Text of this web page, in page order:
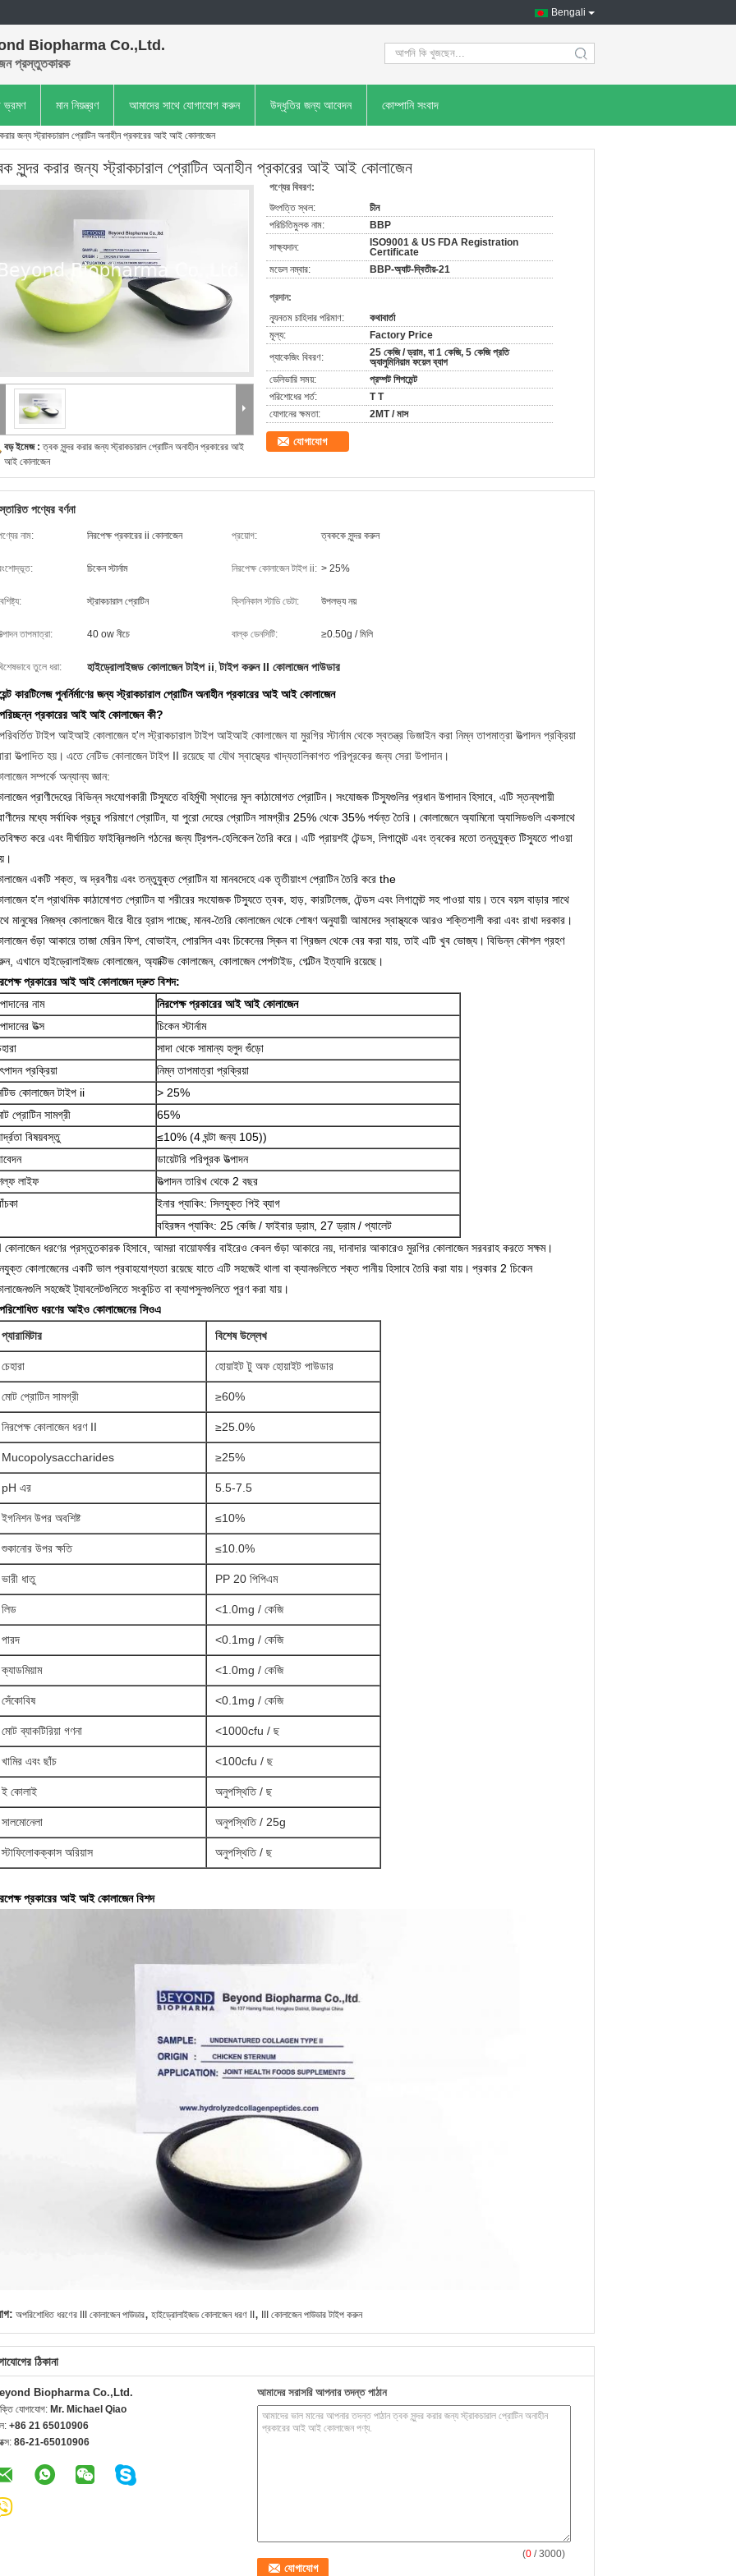
Bengali
Biopharma Co.,Ltd.
প্রস্তুতকারক search
ভ্রমণ মান নিয়ন্ত্রণ আমাদের সাথে যোগাযোগ করুন উদ্ধৃতির জন্য আবেদন কোম্পানি সংবাদ
জন্য স্ট্রাকচারাল প্রোটিন অনাহীন প্রকারের আই আই কোলাজেন
সুন্দর করার জন্য স্ট্রাকচারাল প্রোটিন অনাহীন প্রকারের আই আই কোলাজেন
বড় ইমেজ :ত্বক সুন্দর করার জন্য স্ট্রাকচারাল প্রোটিন অনাহীন প্রকারের আই
আই কোলাজেন
পণ্যের বিবরণ:
উৎপত্তি স্থল:
চীন
পরিচিতিমুলক নাম:
BBP
সাক্ষ্যদান:
ISO9001 & US FDA Registration
Certificate
মডেল নম্বার:
BBP-অ্যাট-দ্বিতীয়-21
প্রদান:
ন্যূনতম চাহিদার পরিমাণ:
কথাবার্তা
মূল্য:
Factory Price
প্যাকেজিং বিবরণ:
25 কেজি / ড্রাম, বা 1 কেজি, 5 কেজি প্রতি
অ্যালুমিনিয়াম ফয়েল ব্যাগ
ডেলিভারি সময়:
প্রম্পট শিপমেন্ট
পরিশোধের শর্ত:
T T
যোগানের ক্ষমতা:
2MT / মাস
যোগাযোগ
পণ্যের বর্ণনা
নাম: নিরপেক্ষ প্রকারের ii কোলাজেন প্রয়োগ: ত্বককে সুন্দর করুন
চিকেন স্টার্নাম নিরপেক্ষ কোলাজেন টাইপ ii: > 25%
স্ট্রাকচারাল প্রোটিন ক্লিনিকাল স্টাডি ডেটা: উপলভ্য নয়
তাপমাত্রা: 40 ow নীচে বাল্ক ডেনসিটি: ≥0.50g / মিলি
তুলে ধরা: হাইড্রোলাইজড কোলাজেন টাইপ ii, টাইপ করুন II কোলাজেন পাউডার
কারটিলেজ পুনর্নির্মাণের জন্য স্ট্রাকচারাল প্রোটিন অনাহীন প্রকারের আই আই কোলাজেন
প্রকারের আই আই কোলাজেন কী?
টাইপ আইআই কোলাজেন হ'ল স্ট্রাকচারাল টাইপ আইআই কোলাজেন যা মুরগির স্টার্নাম থেকে স্বতন্ত্র ডিজাইন করা নিম্ন তাপমাত্রা উত্পাদন প্রক্রিয়া
উত্পাদিত হয়। এতে নেটিভ কোলাজেন টাইপ II রয়েছে যা যৌথ স্বাস্থ্যের খাদ্যতালিকাগত পরিপূরকের জন্য সেরা উপাদান।
সম্পর্কে অন্যান্য জ্ঞান:
প্রাণীদেহের বিভিন্ন সংযোগকারী টিস্যুতে বহির্মুখী স্থানের মূল কাঠামোগত প্রোটিন। সংযোজক টিস্যুগুলির প্রধান উপাদান হিসাবে, এটি স্তন্যপায়ী
মধ্যে সর্বাধিক প্রচুর পরিমাণে প্রোটিন, যা পুরো দেহের প্রোটিন সামগ্রীর 25% থেকে 35% পর্যন্ত তৈরি। কোলাজেনে অ্যামিনো অ্যাসিডগুলি একসাথে
করে এবং দীর্ঘায়িত ফাইব্রিলগুলি গঠনের জন্য ট্রিপল-হেলিকেল তৈরি করে। এটি প্রায়শই টেন্ডস, লিগামেন্ট এবং ত্বকের মতো তন্তুযুক্ত টিস্যুতে পাওয়া
একটি শক্ত, অ দ্রবণীয় এবং তন্তুযুক্ত প্রোটিন যা মানবদেহে এক তৃতীয়াংশ প্রোটিন তৈরি করে the
হ'ল প্রাথমিক কাঠামোগত প্রোটিন যা শরীরের সংযোজক টিস্যুতে ত্বক, হাড়, কারটিলেজ, টেন্ডস এবং লিগামেন্ট সহ পাওয়া যায়। তবে বয়স বাড়ার সাথে
মানুষের নিজস্ব কোলাজেন ধীরে ধীরে হ্রাস পাচ্ছে, মানব-তৈরি কোলাজেন থেকে শোষণ অনুযায়ী আমাদের স্বাস্থ্যকে আরও শক্তিশালী করা এবং রাখা দরকার।
গুঁড়া আকারে তাজা মেরিন ফিশ, বোভাইন, পোরসিন এবং চিকেনের স্কিন বা গ্রিজল থেকে বের করা যায়, তাই এটি খুব ভোজ্য। বিভিন্ন কৌশল গ্রহণ
এখানে হাইড্রোলাইজড কোলাজেন, অ্যাক্টিভ কোলাজেন, কোলাজেন পেপটাইড, গেল্টিন ইত্যাদি রয়েছে।
প্রকারের আই আই কোলাজেন দ্রুত বিশদ:
নাম
নিরপেক্ষ প্রকারের আই আই কোলাজেন
উত্স
চিকেন স্টার্নাম
সাদা থেকে সামান্য হলুদ গুঁড়ো
প্রক্রিয়া
নিম্ন তাপমাত্রা প্রক্রিয়া
কোলাজেন টাইপ ii
> 25%
প্রোটিন সামগ্রী
65%
বিষয়বস্তু
≤10% (4 ঘন্টা জন্য 105))
ডায়েটরি পরিপূরক উত্পাদন
লাইফ
উত্পাদন তারিখ থেকে 2 বছর
ইনার প্যাকিং: সিলযুক্ত পিই ব্যাগ
বহিরঙ্গন প্যাকিং: 25 কেজি / ফাইবার ড্রাম, 27 ড্রাম / প্যালেট
ধরণের প্রস্তুতকারক হিসাবে, আমরা বায়োফর্মার বাইরেও কেবল গুঁড়া আকারে নয়, দানাদার আকারেও মুরগির কোলাজেন সরবরাহ করতে সক্ষম।
কোলাজেনের একটি ভাল প্রবাহযোগ্যতা রয়েছে যাতে এটি সহজেই থালা বা ক্যানগুলিতে শক্ত পানীয় হিসাবে তৈরি করা যায়। প্রকার 2 চিকেন
সহজেই ট্যাবলেটগুলিতে সংকুচিত বা ক্যাপসুলগুলিতে পূরণ করা যায়।
ধরণের আইও কোলাজেনের সিওএ
প্যারামিটার
বিশেষ উল্লেখ
চেহারা হোয়াইট টু অফ হোয়াইট পাউডার
মোট প্রোটিন সামগ্রী ≥60%
নিরপেক্ষ কোলাজেন ধরণ II ≥25.0%
Mucopolysaccharides ≥25%
pH এর 5.5-7.5
ইগনিশন উপর অবশিষ্ট ≤10%
শুকানোর উপর ক্ষতি ≤10.0%
ভারী ধাতু PP 20 পিপিএম
লিড <1.0mg / কেজি
পারদ <0.1mg / কেজি
ক্যাডমিয়াম <1.0mg / কেজি
সেঁকোবিষ <0.1mg / কেজি
মোট ব্যাকটিরিয়া গণনা <1000cfu / ছ
খামির এবং ছাঁচ <100cfu / ছ
ই কোলাই অনুপস্থিতি / ছ
সালমোনেলা অনুপস্থিতি / 25g
স্টাফিলোকক্কাস অরিয়াস অনুপস্থিতি / ছ
প্রকারের আই আই কোলাজেন বিশদ
অপরিশোধিত ধরণের III কোলাজেন পাউডার, হাইড্রোলাইজড কোলাজেন ধরণ II , III কোলাজেন পাউডার টাইপ করুন
ঠিকানা
Biopharma Co.,Ltd.
যোগাযোগ: Mr. Michael Qiao
+86 21 65010906
86-21-65010906
আমাদের সরাসরি আপনার তদন্ত পাঠান
(0 / 3000)